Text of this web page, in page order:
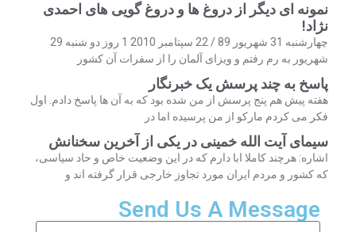
نمونه ای دیگر از دروغ ها و دروغ گویی های احمدی
نژاد!
چهارشنبه 31 شهریور 89 / 22 سپتامبر 2010 1 روز دو شنبه 29
شهریور به رم رفتم و ویزای آلمان را از سفرات آن کشور
پاسخ به چند پرسش یک خبرنگار
هفته پیش هم پنج پرسش از من شده بود که به آن ها پاسخ دادم. اول
فکر می کردم مارکو از من پرسیده اما در
سیمای آیت الله خمینی در یکی از آخرین سخنانش
اشاره: هرچند کاملا ابا دارم که در این وضعیت خاص و حاد سیاسی،
که کشور و مردم ایران مورد تجاوز خارجی قرار گرفته اند و
Send Us A Message